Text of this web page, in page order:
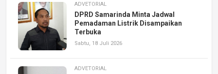
ADVETORIAL
DPRD Samarinda Minta Jadwal
Pemadaman Listrik Disampaikan
Terbuka
Sabtu, 18 Juli 2026
ADVETORIAL